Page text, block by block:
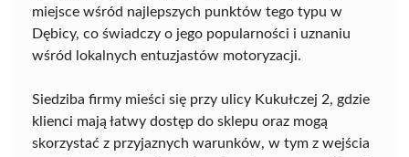
miejsce wśród najlepszych punktów tego typu w
Dębicy, co świadczy o jego popularności i uznaniu
wśród lokalnych entuzjastów motoryzacji.
Siedziba firmy mieści się przy ulicy Kukułczej 2, gdzie
klienci mają łatwy dostęp do sklepu oraz mogą
skorzystać z przyjaznych warunków, w tym z wejścia